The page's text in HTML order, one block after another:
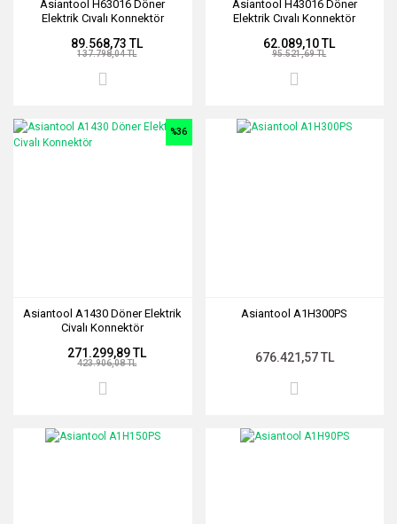
Asiantool H63016 Döner
Elektrik Cıvalı Konnektör
89.568,73 TL
137.798,04 TL
Asiantool H43016 Döner
Elektrik Cıvalı Konnektör
62.089,10 TL
95.521,69 TL
Asiantool A1430 Döner Elektrik
Civalı Konnektör
%36
271.299,89 TL
423.906,08 TL
Asiantool A1H300PS
676.421,57 TL